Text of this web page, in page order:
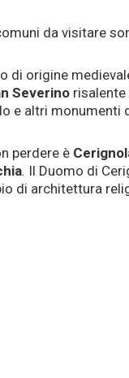
da visitare
di origine
Severino risalente
e altri monumenti
perdere è
. Il Duomo di
di architettura